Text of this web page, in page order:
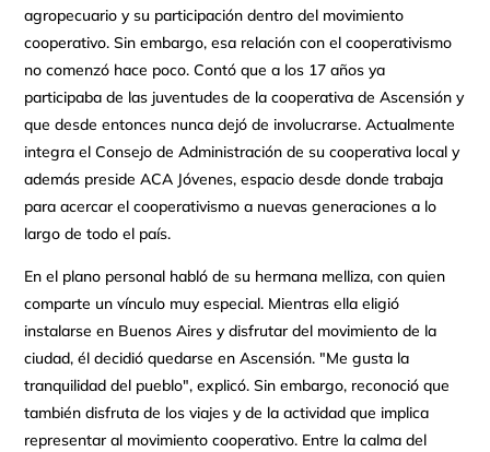
agropecuario y su participación dentro del movimiento
cooperativo. Sin embargo, esa relación con el cooperativismo
no comenzó hace poco. Contó que a los 17 años ya
participaba de las juventudes de la cooperativa de Ascensión y
que desde entonces nunca dejó de involucrarse. Actualmente
integra el Consejo de Administración de su cooperativa local y
además preside ACA Jóvenes, espacio desde donde trabaja
para acercar el cooperativismo a nuevas generaciones a lo
largo de todo el país.
En el plano personal habló de su hermana melliza, con quien
comparte un vínculo muy especial. Mientras ella eligió
instalarse en Buenos Aires y disfrutar del movimiento de la
ciudad, él decidió quedarse en Ascensión. "Me gusta la
tranquilidad del pueblo", explicó. Sin embargo, reconoció que
también disfruta de los viajes y de la actividad que implica
representar al movimiento cooperativo. Entre la calma del